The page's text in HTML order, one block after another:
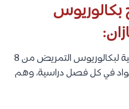
بكالوريوس
كما تعرفنا أعلاه، تتكون الخطة الدراسية لبكالوريوس التمريض من 8
في كل فصل دراسية، وهم